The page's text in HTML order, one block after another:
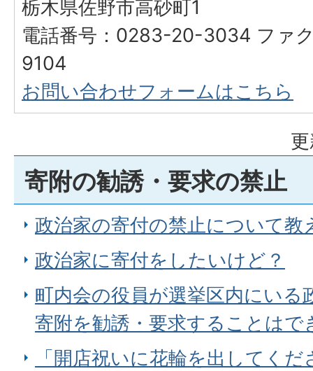
栃木県佐野市高砂町1
電話番号：0283-20-3034 ファ
9104
お問い合わせフォームはこちら
寄附の勧誘・要求の禁止
政治家の寄付の禁止について教
政治家に寄付をしたいけど？
町内会の役員が選挙区内にいる
寄附を勧誘・要求することはで
「開店祝いに花輪を出してく